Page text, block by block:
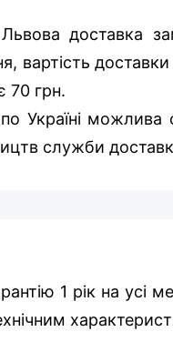
доставка
вартість
70 грн.
Україні можлива
служби
1 рік на усі